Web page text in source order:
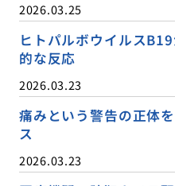
2026.03.25
ヒトパルボウイルス
的な反応
2026.03.23
痛みという警告の正体
ス
2026.03.23